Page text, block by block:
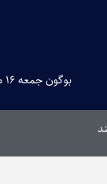
بوگون جمعه ۱۶ مرداد ۱۴۰۵